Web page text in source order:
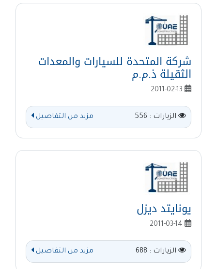
شركة المتحدة للسيارات والمعدات
الثقيلة ذ.م.م
الزيارات : 556 مزيد من التفاصيل
يونايتد ديزل
الزيارات : 688 مزيد من التفاصيل